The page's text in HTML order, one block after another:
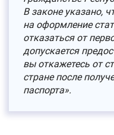
В законе указано,
на оформление
отказаться от
допускается
вы откажетесь от
стране после
паспорта».